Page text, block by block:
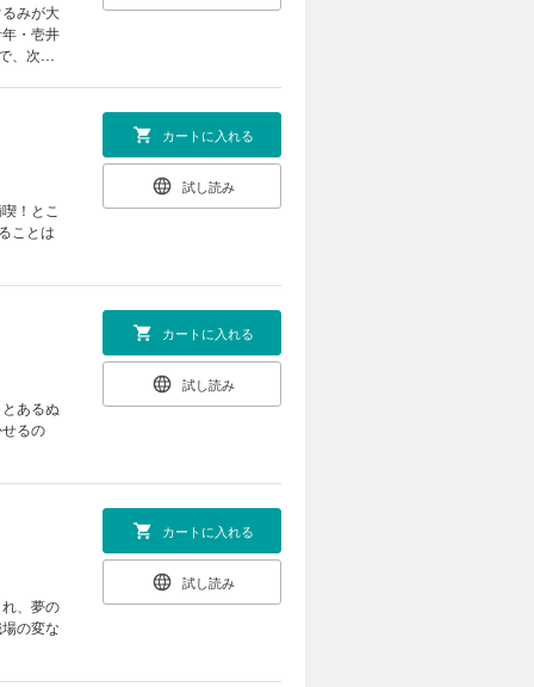
みが大
・壱井
、次々
！とこ
ことは
カートに入れる
試し読み
あるぬ
るの
カートに入れる
試し読み
、夢の
の変な
カートに入れる
試し読み